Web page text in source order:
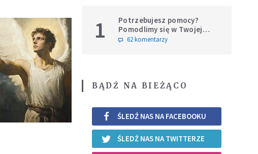
1
Potrzebujesz pomocy?
Pomodlimy się w Twojej
intencji
62 komentarzy
BĄDŹ NA BIEŻĄCO
ŚLEDŹ NAS NA FACEBOOKU
ŚLEDŹ NAS NA TWITTERZE